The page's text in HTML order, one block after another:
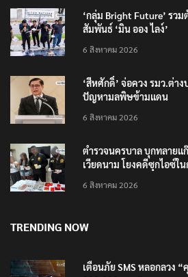
‘กลุ่ม Bright Future’ รว
สัมพันธ์ ‘มิน ออง ไลง์’
6 สิงหาคม 2026
‘สีหศักดิ์’ จ่อควง รมว.ต่า
ปัญหามลพิษข้ามแดน
6 สิงหาคม 2026
ตำรวจนครบาล บุกทลายแ
เวียดนาม โยงคดีซุกไอซ์
6 สิงหาคม 2026
TRENDING NOW
เตือนภัย SMS หลอกลวง